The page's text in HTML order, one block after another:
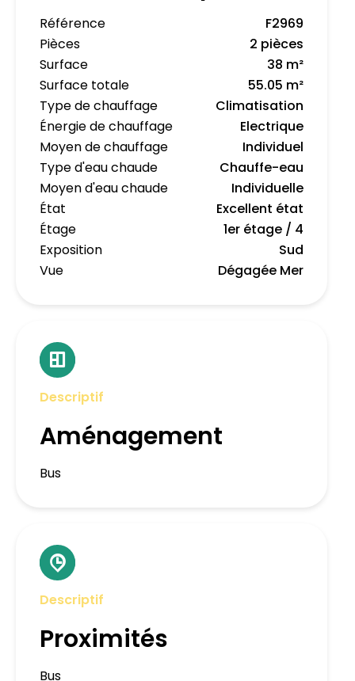
Référence
F2969
Pièces
2 pièces
Surface
38 m²
Surface totale
55.05 m²
Type de chauffage
Climatisation
Énergie de chauffage
Electrique
Moyen de chauffage
Individuel
Type d'eau chaude
Chauffe-eau
Moyen d'eau chaude
Individuelle
État
Excellent état
Étage
1er étage / 4
Exposition
Sud
Vue
Dégagée Mer
Descriptif
Aménagement
Bus
Descriptif
Proximités
Bus